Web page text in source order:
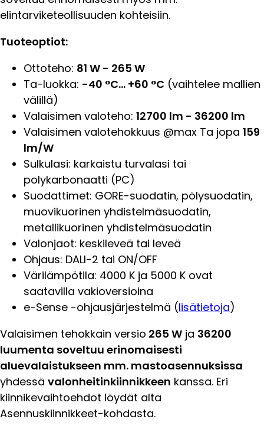
elintarviketeollisuuden kohteisiin.
Tuoteoptiot:
Ottoteho: 81 W - 265 W
Ta-luokka: -40 °C... +60 °C (vaihtelee mallien
välillä)
Valaisimen valoteho: 12700 lm - 36200 lm
Valaisimen valotehokkuus @max Ta jopa 159
lm/W
Sulkulasi: karkaistu turvalasi tai
polykarbonaatti (PC)
Suodattimet: GORE-suodatin, pölysuodatin,
muovikuorinen yhdistelmäsuodatin,
metallikuorinen yhdistelmäsuodatin
Valonjaot: keskileveä tai leveä
Ohjaus: DALI-2 tai ON/OFF
Värilämpötila: 4000 K ja 5000 K ovat
saatavilla vakioversioina
e-Sense -ohjausjärjestelmä (lisätietoja)
Valaisimen tehokkain versio 265 W ja 36200
luumenta soveltuu erinomaisesti
aluevalaistukseen mm. mastoasennuksissa
yhdessä valonheitinkiinnikkeen kanssa. Eri
kiinnikevaihtoehdot löydät alta
Asennuskiinnikkeet-kohdasta.